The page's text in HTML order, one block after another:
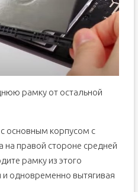
рамку от остальной
основным корпусом с
правой стороне средней
рамку из этого
и одновременно вытягивая